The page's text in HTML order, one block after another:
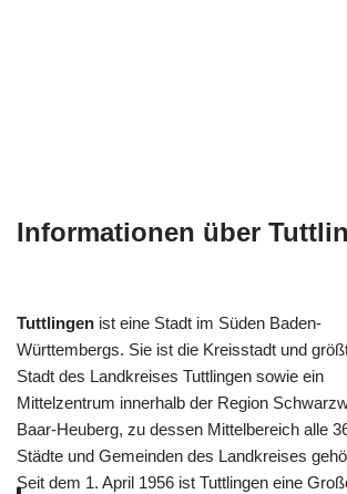
Informationen über
Tuttlingen ist eine Stadt im Süden Baden-
Württembergs. Sie ist die Kreisstadt und
Stadt des Landkreises Tuttlingen sowie ein
Mittelzentrum innerhalb der Region
Baar-Heuberg, zu dessen Mittelbereich alle
Städte und Gemeinden des Landkreises
Seit dem 1. April 1956 ist Tuttlingen eine